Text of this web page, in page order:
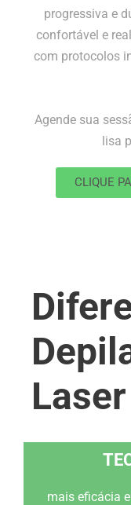
progressiva e
confortável e
com protocolos
Agende sua
lisa
CLIQUE
mais eficácia